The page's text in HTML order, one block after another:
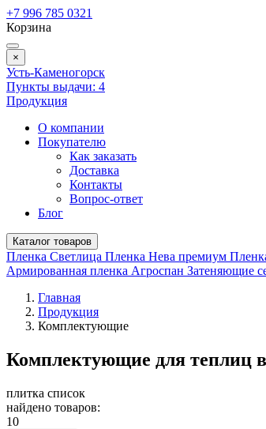
+7 996 785 0321
Корзина
×
Усть-Каменогорск
Пункты выдачи: 4
Продукция
О компании
Покупателю
Как заказать
Доставка
Контакты
Вопрос-ответ
Блог
Каталог товаров
Пленка Светлица Пленка Нева премиум
Армированная пленка Агроспан Затеняющие
Главная
Продукция
Комплектующие
Комплектующие для теплиц
плитка список
найдено товаров:
10